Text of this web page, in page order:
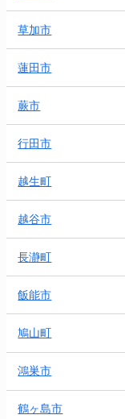
草加市
蓮田市
蕨市
行田市
越生町
越谷市
長瀞町
飯能市
鳩山町
鴻巣市
鶴ヶ島市